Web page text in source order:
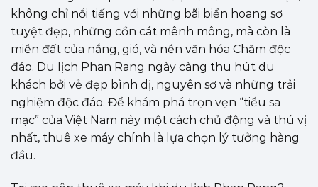
không chỉ nổi tiếng với những bãi biển hoang sơ
tuyệt đẹp, những cồn cát mênh mông, mà còn là
miền đất của nắng, gió, và nền văn hóa Chăm độc
đáo. Du lịch Phan Rang ngày càng thu hút du
khách bởi vẻ đẹp bình dị, nguyên sơ và những trải
nghiệm độc đáo. Để khám phá trọn vẹn “tiểu sa
mạc” của Việt Nam này một cách chủ động và thú vị
nhất, thuê xe máy chính là lựa chọn lý tưởng hàng
đầu.